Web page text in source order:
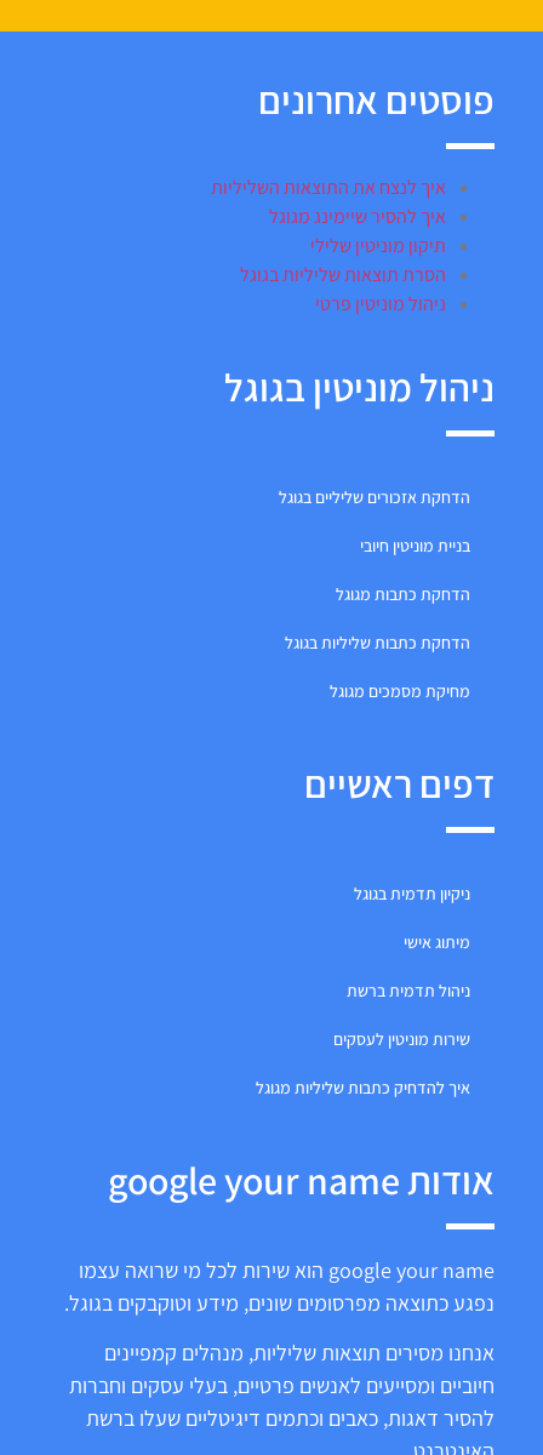
פוסטים אחרונים
איך לנצח את התוצאות השליליות
איך להסיר שיימינג מגוגל
תיקון מוניטין שלילי
הסרת תוצאות שליליות בגוגל
ניהול מוניטין פרטי
ניהול מוניטין בגוגל
הדחקת אזכורים שליליים בגוגל
בניית מוניטין חיובי
הדחקת כתבות מגוגל
הדחקת כתבות שליליות בגוגל
מחיקת מסמכים מגוגל
דפים ראשיים
ניקיון תדמית בגוגל
מיתוג אישי
ניהול תדמית ברשת
שירות מוניטין לעסקים
איך להדחיק כתבות שליליות מגוגל
אודות google your name
google your name הוא שירות לכל מי שרואה עצמו
נפגע כתוצאה מפרסומים שונים, מידע וטוקבקים בגוגל.
אנחנו מסירים תוצאות שליליות, מנהלים קמפיינים
חיוביים ומסייעים לאנשים פרטיים, בעלי עסקים וחברות
להסיר דאגות, כאבים וכתמים דיגיטליים שעלו ברשת